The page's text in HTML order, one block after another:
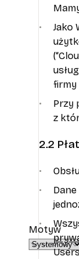
Motyw
Jako
firmy
Przy
z
2.2